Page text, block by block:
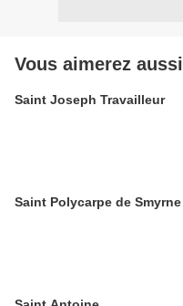
Vous aimerez aussi
Saint Joseph Travailleur
Saint Polycarpe de Smyrne